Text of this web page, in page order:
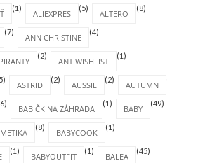
(1)
ALIEXPRES
(5)
ALTERO
(8)
(7)
ANN CHRISTINE
(4)
(2)
ANTIWISHLIST
(1)
ASTRID
(2)
AUSSIE
(2)
AUTUMN
BABIČKINA ZÁHRADA
(1)
BABY
(49)
(8)
BABYCOOK
(1)
(1)
BABYOUTFIT
(1)
BALEA
(45)